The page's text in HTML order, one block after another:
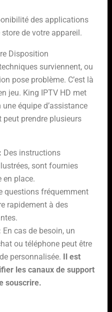
des applications
de votre appareil.
Disposition
surviennent, ou
pose problème. C’est là
jeu. King IPTV HD met
équipe d’assistance
peut prendre plusieurs
Des instructions
sont fournies
en place.
questions fréquemment
rapidement à des
En cas de besoin, un
ou téléphone peut être
personnalisée. Il est
les canaux de support
souscrire.